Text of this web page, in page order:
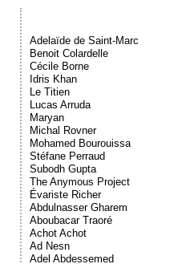
Adelaïde de Saint-Marc
Benoit Colardelle
Cécile Borne
Idris Khan
Le Titien
Lucas Arruda
Maryan
Michal Rovner
Mohamed Bourouissa
Stéfane Perraud
Subodh Gupta
The Anymous Project
Évariste Richer
Abdulnasser Gharem
Aboubacar Traoré
Achot Achot
Ad Nesn
Adel Abdessemed